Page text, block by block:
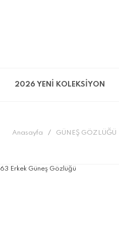
2026 YENİ KOLEKSİYON
Anasayfa GÜNEŞ GÖZLÜĞÜ